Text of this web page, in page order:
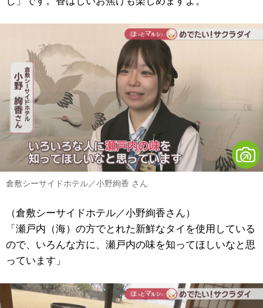
倉敷シーサイドホテル／小野絢香 さん
（倉敷シーサイドホテル／小野絢香さん）
「瀬戸内（海）の方でとれた新鮮なタイを使用している
ので、いろんな方に、瀬戸内の味を知ってほしいなと思
っています」